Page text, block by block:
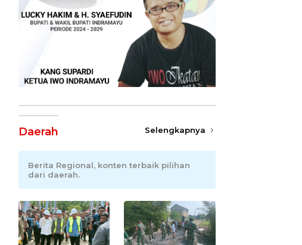
Daerah Selengkapnya
Berita Regional, konten terbaik pilihan
dari daerah.